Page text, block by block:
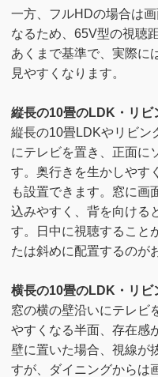
一方、フルHDの場合は
なるため、65V型の視聴
あくまで基準で、実際に
見やすくなります。
縦長の10畳のLDK・リビ
縦長の10畳LDKやリビン
にテレビを置き、正面に
す。奥行きを生かしやす
も設置できます。窓に画
込みやすく、背を向ける
す。日中に視聴すること
たは斜めに配置するのが
横長の10畳のLDK・リビ
窓の横の壁沿いにテレビ
やすくなる半面、存在感
壁に置いた場合、視線が
すが、ダイニングからは